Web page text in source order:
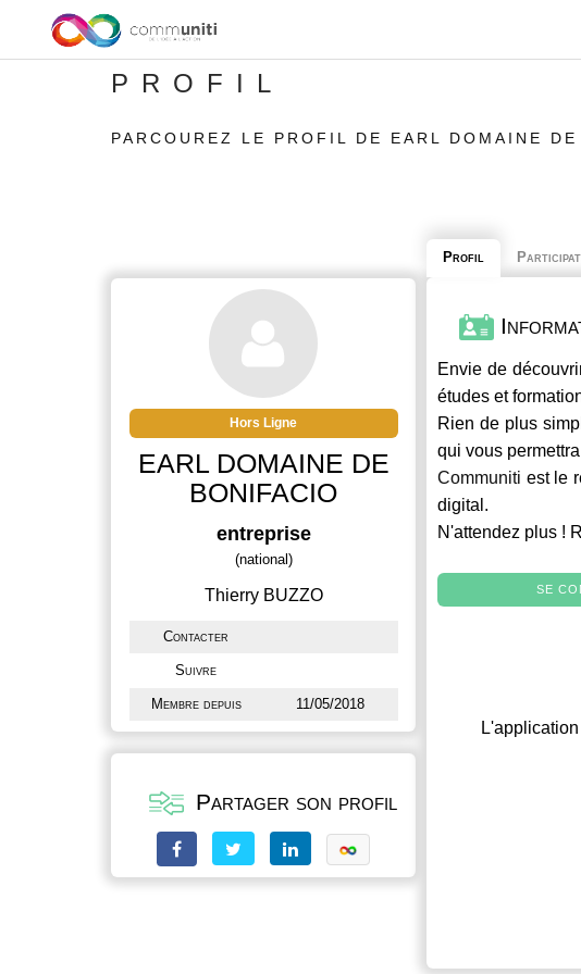
PROFIL
PARCOUREZ LE PROFIL DE EARL DOMAINE
Hors Ligne
EARL DOMAINE DE
BONIFACIO
entreprise
(national)
Thierry BUZZO
Contacter
Suivre
Membre depuis 11/05/2018
Partager son profil
Profil
Envie de
études et
Rien de plus
qui vous
Communiti est le
digital.
N'attendez plus !
SE